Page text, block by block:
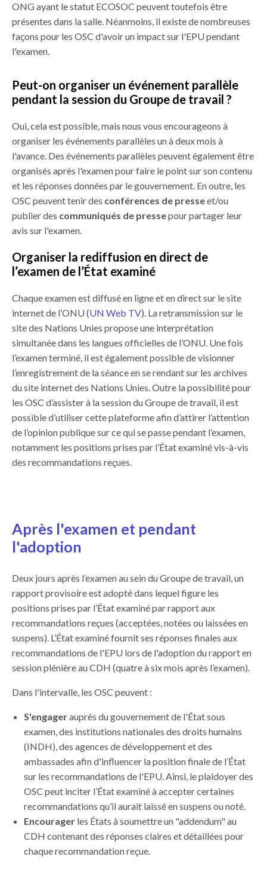
ONG ayant le statut ECOSOC peuvent toutefois être
présentes dans la salle. Néanmoins, il existe de nombreuses
façons pour les OSC d'avoir un impact sur l'EPU pendant
l'examen.
Peut-on organiser un événement parallèle
pendant la session du Groupe de travail ?
Oui, cela est possible, mais nous vous encourageons à
organiser les événements parallèles un à deux mois à
l'avance. Des événements parallèles peuvent également être
organisés après l'examen pour faire le point sur son contenu
et les réponses données par le gouvernement. En outre, les
OSC peuvent tenir des conférences de presseet/ou
publier des communiqués de pressepour partager leur
avis sur l'examen.
Organiser la rediffusion en direct de
l’examen de l’État examiné
Chaque examen est diffusé en ligne et en direct sur le site
internet de l’ONU (UN Web TV). La retransmission sur le
site des Nations Unies propose une interprétation
simultanée dans les langues officielles de l’ONU. Une fois
l’examen terminé, il est également possible de visionner
l’enregistrement de la séance en se rendant sur les archives
du site internet des Nations Unies. Outre la possibilité pour
les OSC d’assister à la session du Groupe de travail, il est
possible d’utiliser cette plateforme afin d’attirer l’attention
de l’opinion publique sur ce qui se passe pendant l’examen,
notamment les positions prises par l’État examiné vis-à-vis
des recommandations reçues.
Après l'examen et pendant
l'adoption
Deux jours après l’examen au sein du Groupe de travail, un
rapport provisoire est adopté dans lequel figure les
positions prises par l’État examiné par rapport aux
recommandations reçues (acceptées, notées ou laissées en
suspens). L’État examiné fournit ses réponses finales aux
recommandations de l'EPU lors de l'adoption du rapport en
session plénière au CDH (quatre à six mois après l’examen).
Dans l'intervalle, les OSC peuvent :
S'engagerauprès du gouvernement de l'État sous
examen, des institutions nationales des droits humains
(INDH), des agences de développement et des
ambassades afin d'influencer la position finale de l’État
sur les recommandations de l'EPU. Ainsi, le plaidoyer des
OSC peut inciter l’État examiné à accepter certaines
recommandations qu’il aurait laissé en suspens ou noté.
Encourager les États à soumettre un "addendum" au
CDH contenant des réponses claires et détaillées pour
chaque recommandation reçue.